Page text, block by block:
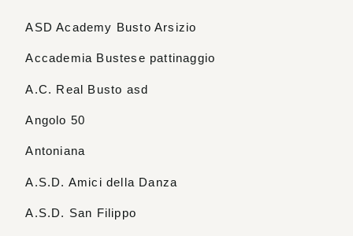
ASD Academy Busto Arsizio
Accademia Bustese pattinaggio
A.C. Real Busto asd
Angolo 50
Antoniana
A.S.D. Amici della Danza
A.S.D. San Filippo